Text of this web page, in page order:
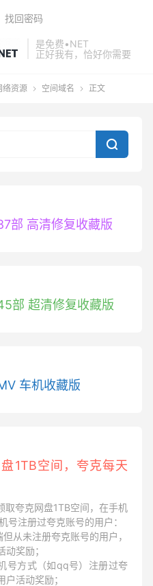
是免费•NET
正好我有，恰好你需要
找回密码
络资源  空间域名  正文

部 高清修复收藏版
部 超清修复收藏版
车机收藏版
1TB空间，夸克每天
取夸克网盘1TB空间，在手机
号注册过夸克账号的用户：
从未注册夸克账号的用户，
奖励；
号方式（如qq号）注册过夸
活动奖励；